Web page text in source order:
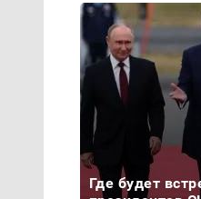
Где будет